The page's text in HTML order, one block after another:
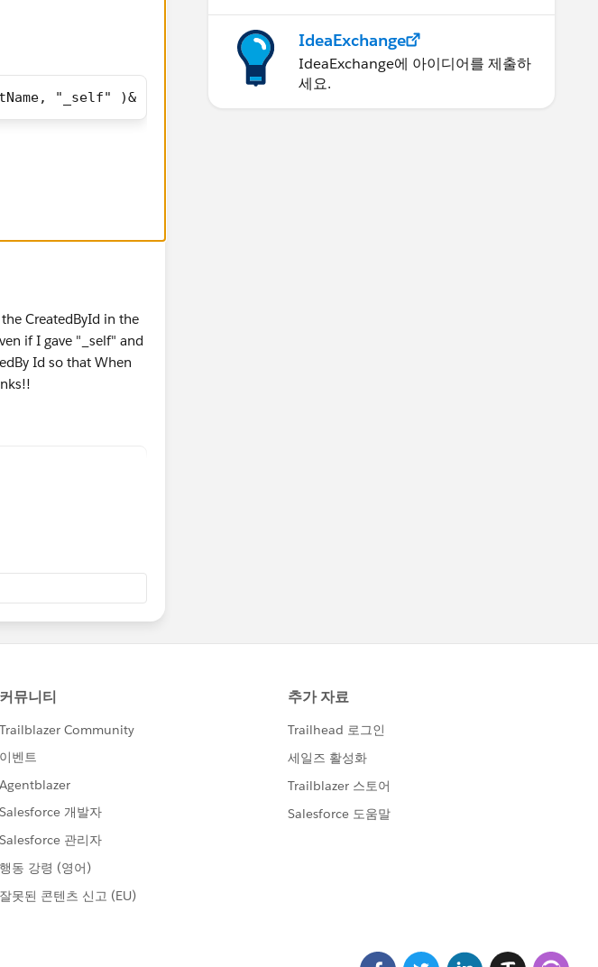
"_self" )& ","& " " &TEXT( MONTH(DATEVALUE(CreatedDate )))&"/
CreatedById in the
if I gave "_self" and
Id so that When
"_self" )& ","& " " &TEXT(
IdeaExchange
IdeaExchange에 아이디어를 제출하
세요.